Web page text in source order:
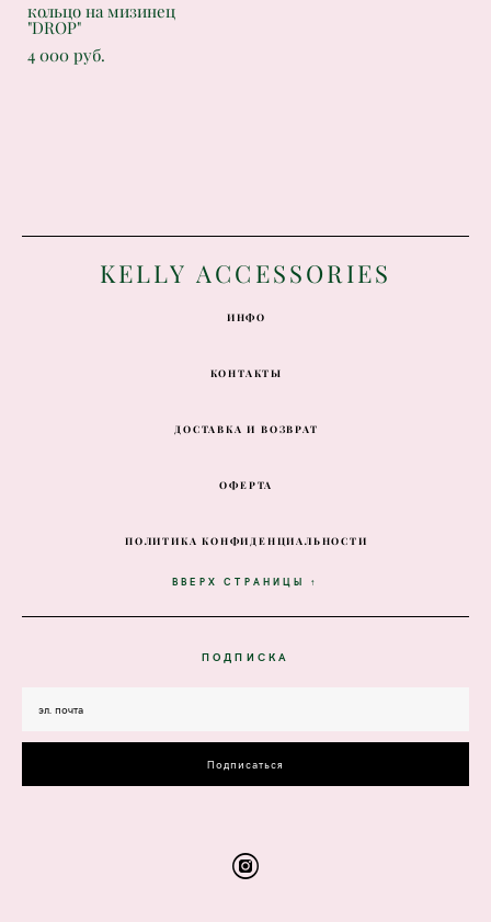
кольцо на мизинец
"DROP"
4 000 pуб.
KELLY ACCESSORIES
ИНФО
КОНТАКТЫ
ДОСТАВКА И ВОЗВРАТ
ОФЕРТА
ПОЛИТИКА КОНФИДЕНЦИАЛЬНОСТИ
ВВЕРХ СТРАНИЦЫ ↑
ПОДПИСКА
Подписаться